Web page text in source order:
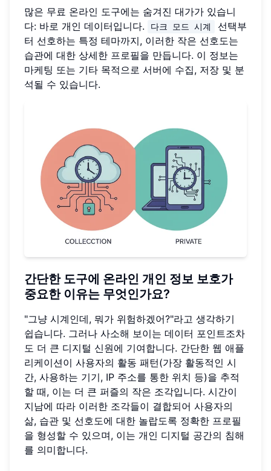
많은 무료 온라인 도구에는 숨겨진 대가가 있습니
다: 바로 개인 데이터입니다.
다크 모드 시계
선택부
터 선호하는 특정 테마까지, 이러한 작은 선호도는
습관에 대한 상세한 프로필을 만듭니다. 이 정보는
마케팅 또는 기타 목적으로 서버에 수집, 저장 및 분
석될 수 있습니다.
간단한 도구에 온라인 개인 정보 보호가
중요한 이유는 무엇인가요?
"그냥 시계인데, 뭐가 위험하겠어?"라고 생각하기
쉽습니다. 그러나 사소해 보이는 데이터 포인트조차
도 더 큰 디지털 신원에 기여합니다. 간단한 웹 애플
리케이션이 사용자의 활동 패턴(가장 활동적인 시
간, 사용하는 기기, IP 주소를 통한 위치 등)을 추적
할 때, 이는 더 큰 퍼즐의 작은 조각입니다. 시간이
지남에 따라 이러한 조각들이 결합되어 사용자의
삶, 습관 및 선호도에 대한 놀랍도록 정확한 프로필
을 형성할 수 있으며, 이는 개인 디지털 공간의 침해
를 의미합니다.